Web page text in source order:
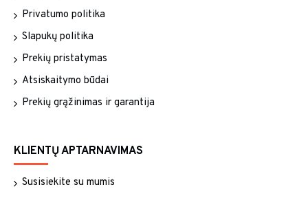
Privatumo politika
Slapukų politika
Prekių pristatymas
Atsiskaitymo būdai
Prekių grąžinimas ir garantija
KLIENTŲ APTARNAVIMAS
Susisiekite su mumis